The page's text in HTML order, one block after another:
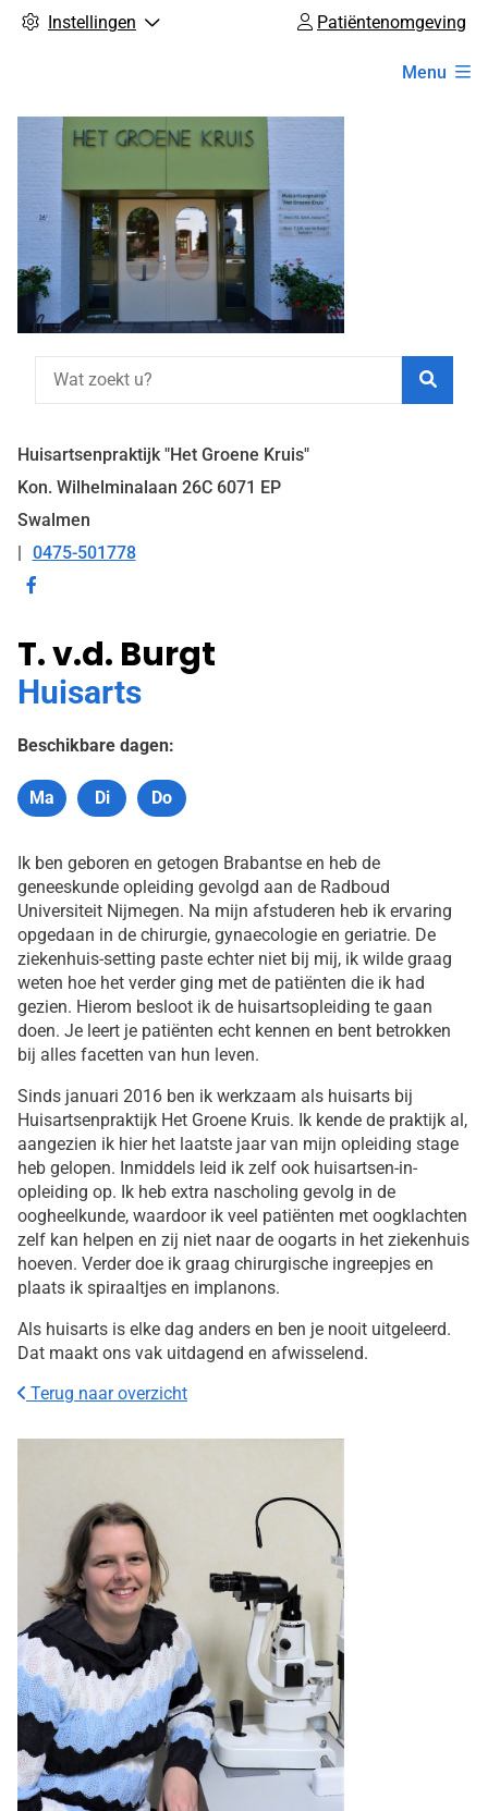
Instellingen Patiëntenomgeving
Menu
Huisartsenpraktijk "Het Groene Kruis"
Kon. Wilhelminalaan 26C 6071 EP
Swalmen
Tel:
0475-501778
facebook
pagina
T. v.d. Burgt
Huisarts
Beschikbare dagen:
Maandag
Ma Dinsdag
Di Donderdag
Do
Ik ben geboren en getogen Brabantse en heb de
geneeskunde opleiding gevolgd aan de Radboud
Universiteit Nijmegen. Na mijn afstuderen heb ik ervaring
opgedaan in de chirurgie, gynaecologie en geriatrie. De
ziekenhuis-setting paste echter niet bij mij, ik wilde graag
weten hoe het verder ging met de patiënten die ik had
gezien. Hierom besloot ik de huisartsopleiding te gaan
doen. Je leert je patiënten echt kennen en bent betrokken
bij alles facetten van hun leven.
Sinds januari 2016 ben ik werkzaam als huisarts bij
Huisartsenpraktijk Het Groene Kruis. Ik kende de praktijk al,
aangezien ik hier het laatste jaar van mijn opleiding stage
heb gelopen. Inmiddels leid ik zelf ook huisartsen-in-
opleiding op. Ik heb extra nascholing gevolg in de
oogheelkunde, waardoor ik veel patiënten met oogklachten
zelf kan helpen en zij niet naar de oogarts in het ziekenhuis
hoeven. Verder doe ik graag chirurgische ingreepjes en
plaats ik spiraaltjes en implanons.
Als huisarts is elke dag anders en ben je nooit uitgeleerd.
Dat maakt ons vak uitdagend en afwisselend.
Terug naar overzicht